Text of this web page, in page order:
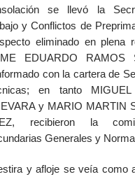
se llevó
la
y Conflictos de
eliminado en plena
EDUARDO RAMOS
con la cartera de
en tanto MIGUEL
y MARIO MARTIN
recibieron la
Generales y
y afloje se veía como